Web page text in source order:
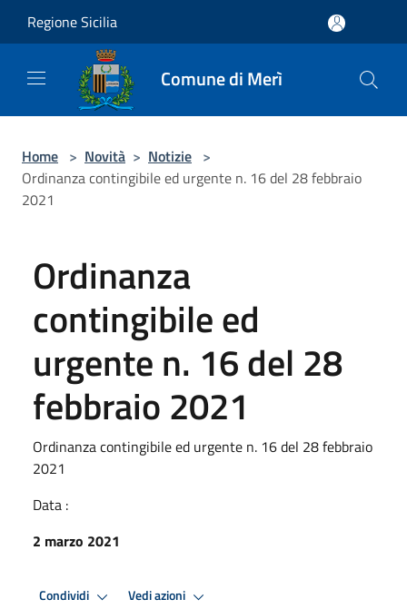
Regione Sicilia
Comune di Merì
Home > Novità > Notizie >
Ordinanza contingibile ed urgente n. 16 del 28 febbraio
2021
Ordinanza
contingibile ed
urgente n. 16 del 28
febbraio 2021
Ordinanza contingibile ed urgente n. 16 del 28 febbraio
2021
Data :
2 marzo 2021
Condividi Vedi azioni